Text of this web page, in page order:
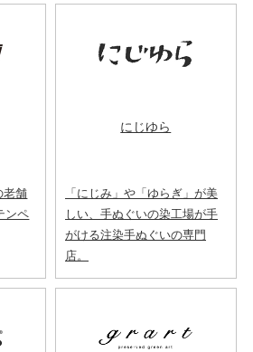
老舗
ンペ
にじゆら
「にじみ」や「ゆらぎ」が美
しい、手ぬぐいの染工場が手
がける注染手ぬぐいの専門
店。